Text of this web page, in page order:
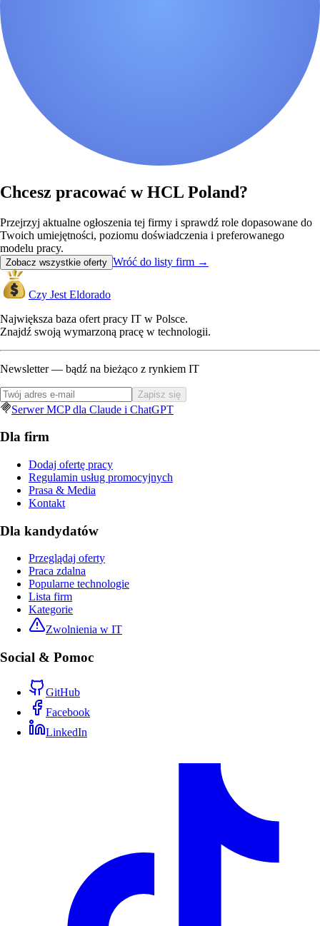
Chcesz pracować w HCL Poland?
Przejrzyj aktualne ogłoszenia tej firmy i sprawdź role dopasowane do
Twoich umiejętności, poziomu doświadczenia i preferowanego
modelu pracy.
Zobacz wszystkie oferty Wróć do listy firm →
Czy Jest Eldorado
Największa baza ofert pracy IT w Polsce.
Znajdź swoją wymarzoną pracę w technologii.
Newsletter — bądź na bieżąco z rynkiem IT
Zapisz się
Serwer MCP dla Claude i ChatGPT
Dla firm
Dodaj ofertę pracy
Regulamin usług promocyjnych
Prasa & Media
Kontakt
Dla kandydatów
Przeglądaj oferty
Praca zdalna
Popularne technologie
Lista firm
Kategorie
Zwolnienia w IT
Social & Pomoc
GitHub
Facebook
LinkedIn